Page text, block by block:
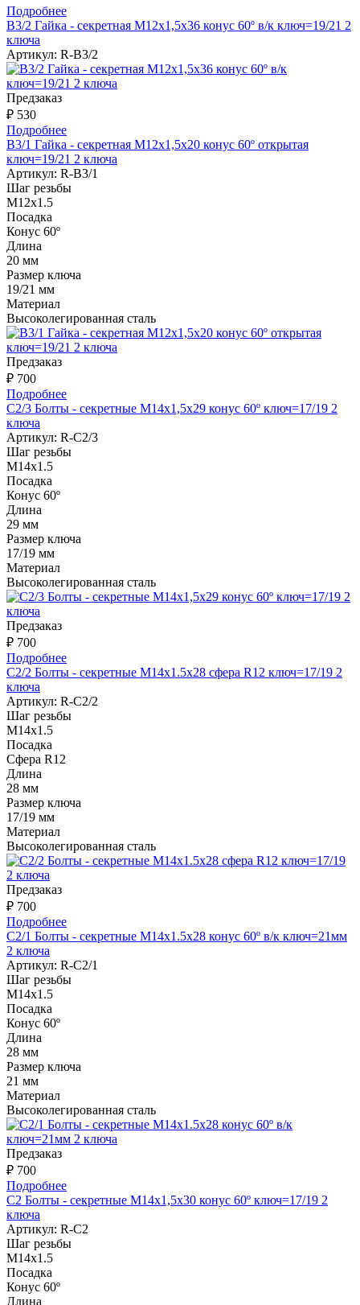
Подробнее
B3/2 Гайка - секретная M12x1,5x36 конус 60º в/к ключ=19/21 2
ключа
Артикул: R-B3/2
Предзаказ
₽ 530
Подробнее
B3/1 Гайка - секретная M12x1,5x20 конус 60º открытая
ключ=19/21 2 ключа
Артикул: R-B3/1
Шаг резьбы
М12х1.5
Посадка
Конус 60º
Длина
20 мм
Размер ключа
19/21 мм
Материал
Высоколегированная сталь
Предзаказ
₽ 700
Подробнее
С2/3 Болты - секретные M14х1,5x29 конус 60º ключ=17/19 2
ключа
Артикул: R-C2/3
Шаг резьбы
М14х1.5
Посадка
Конус 60º
Длина
29 мм
Размер ключа
17/19 мм
Материал
Высоколегированная сталь
Предзаказ
₽ 700
Подробнее
С2/2 Болты - секретные M14х1.5x28 сфера R12 ключ=17/19 2
ключа
Артикул: R-C2/2
Шаг резьбы
М14х1.5
Посадка
Сфера R12
Длина
28 мм
Размер ключа
17/19 мм
Материал
Высоколегированная сталь
Предзаказ
₽ 700
Подробнее
С2/1 Болты - секретные M14х1.5x28 конус 60º в/к ключ=21мм
2 ключа
Артикул: R-C2/1
Шаг резьбы
М14х1.5
Посадка
Конус 60º
Длина
28 мм
Размер ключа
21 мм
Материал
Высоколегированная сталь
Предзаказ
₽ 700
Подробнее
С2 Болты - секретные M14х1,5x30 конус 60º ключ=17/19 2
ключа
Артикул: R-C2
Шаг резьбы
М14х1.5
Посадка
Конус 60º
Длина